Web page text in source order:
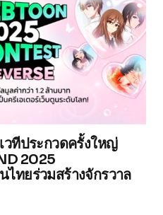
วทีประกวดครั้งใหญ่
2025
ทยร่วมสร้างจักรวาล